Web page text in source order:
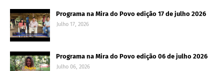
Programa na Mira do Povo edição 17 de julho 2026
Julho 17, 2026
Programa na Mira do Povo edição 06 de julho 2026
Julho 06, 2026